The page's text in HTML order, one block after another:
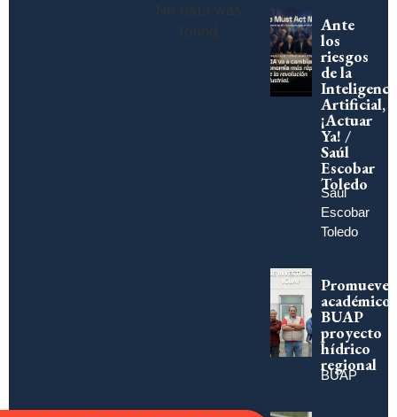
No data was
found
Ante
los
riesgos
de la
Artificial,
¡Actuar
Ya! /
Saúl
Escobar
Toledo
Saúl
Escobar
Toledo
Promueve
académico
BUAP
proyecto
hídrico
regional
BUAP